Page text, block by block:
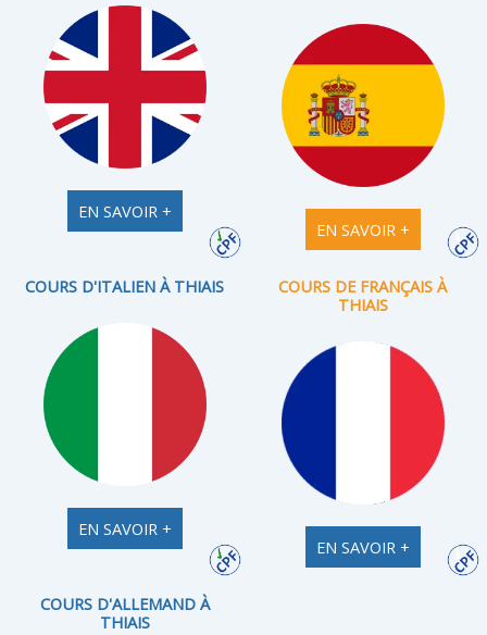
EN SAVOIR +
EN SAVOIR +
COURS D'ITALIEN À THIAIS
EN SAVOIR +
COURS DE FRANÇAIS À
THIAIS
EN SAVOIR +
COURS D'ALLEMAND À
THIAIS